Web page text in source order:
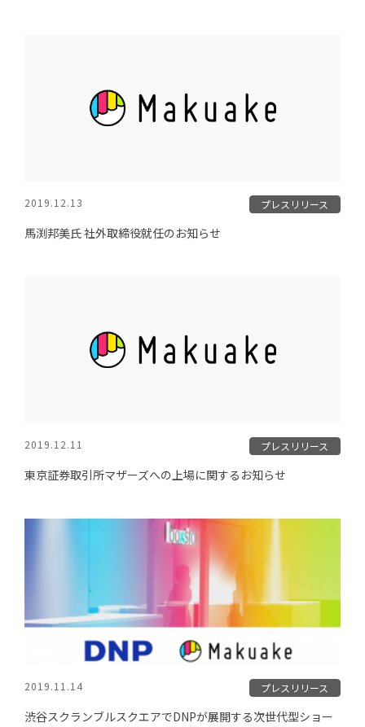
2019.12.13 プレスリリース
馬渕邦美氏 社外取締役就任のお知らせ
2019.12.11 プレスリリース
東京証券取引所マザーズへの上場に関するお知らせ
2019.11.14 プレスリリース
渋谷スクランブルスクエアでDNPが展開する次世代型ショー